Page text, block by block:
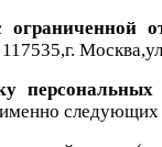
117535,г.
следующих